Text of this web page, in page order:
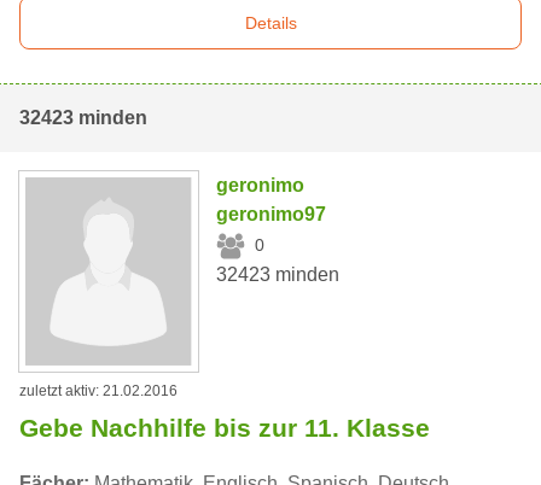
Details
32423 minden
geronimo
geronimo97
0
32423 minden
zuletzt aktiv: 21.02.2016
Gebe Nachhilfe bis zur 11. Klasse